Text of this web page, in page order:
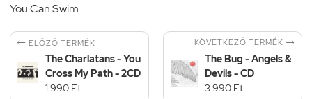
You Can Swim
 ELŐZŐ TERMÉK
The Charlatans - You
Cross My Path - 2CD
1 990 Ft
KÖVETKEZŐ TERMÉK 
The Bug - Angels &
Devils - CD
3 990 Ft